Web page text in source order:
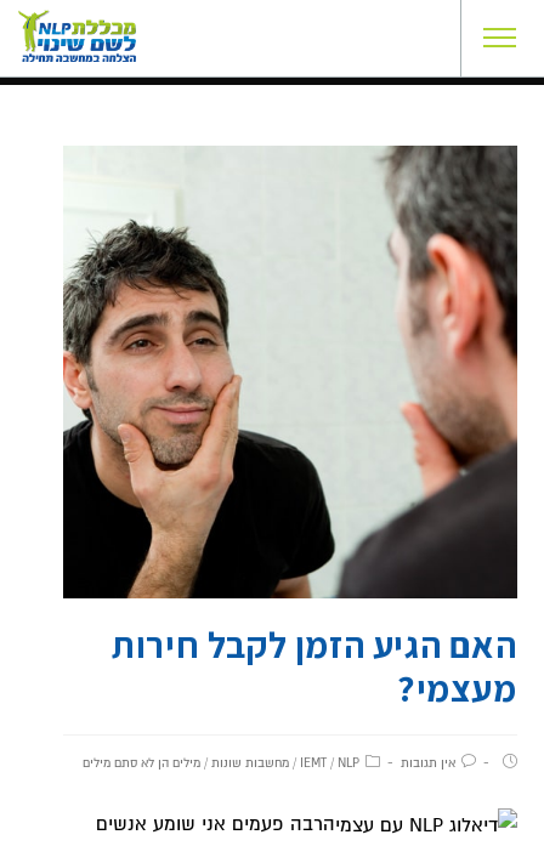
האם הגיע הזמן לקבל חירות
מעצמי?
אין תגובות IEMT/ NLP
/מחשבות שונות /מילים הן לא סתם מילים
הרבה פעמים אני שומע אנשים